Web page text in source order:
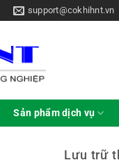
support@cokhihnt.vn
Sản phẩm dịch vụ
Lưu trữ